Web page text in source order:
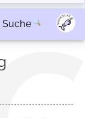
Suche